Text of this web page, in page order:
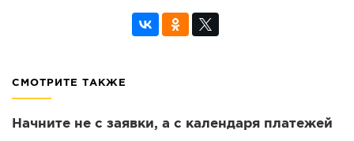
СМОТРИТЕ ТАКЖЕ
Начните не с заявки, а с календаря платежей